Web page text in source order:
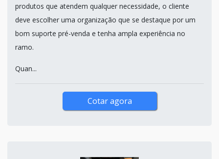
produtos que atendem qualquer necessidade, o cliente
deve escolher uma organização que se destaque por um
bom suporte pré-venda e tenha ampla experiência no
ramo.
Quan...
Cotar agora